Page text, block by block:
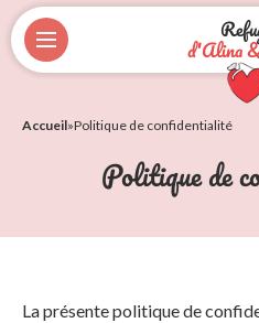
d'Alina
Accueil»Politique de confidentialité
Politique de
La présente politique de